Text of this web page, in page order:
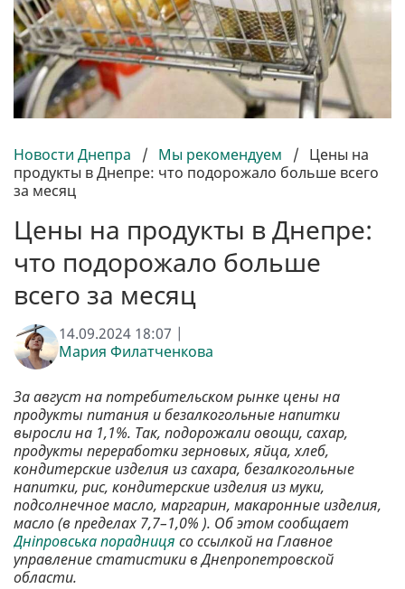
Новости Днепра / Мы рекомендуем / Цены на
продукты в Днепре: что подорожало больше всего
за месяц
Цены на продукты в Днепре:
что подорожало больше
всего за месяц
14.09.2024 18:07 |
Мария Филатченкова
За август на потребительском рынке цены на
продукты питания и безалкогольные напитки
выросли на 1,1%. Так, подорожали овощи, сахар,
продукты переработки зерновых, яйца, хлеб,
кондитерские изделия из сахара, безалкогольные
напитки, рис, кондитерские изделия из муки,
подсолнечное масло, маргарин, макаронные изделия,
масло (в пределах 7,7–1,0% ). Об этом сообщает
Дніпровська порадниця со ссылкой на Главное
управление статистики в Днепропетровской
области.